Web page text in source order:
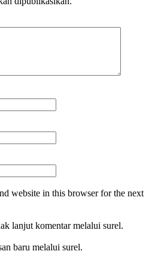
website in this browser for the next
lanjut komentar melalui surel.
baru melalui surel.